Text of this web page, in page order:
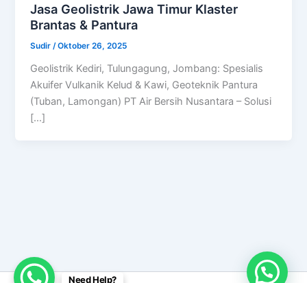
Jasa Geolistrik Jawa Timur Klaster
Brantas & Pantura
Sudir /Oktober 26, 2025
Geolistrik Kediri, Tulungagung, Jombang: Spesialis
Akuifer Vulkanik Kelud & Kawi, Geoteknik Pantura
(Tuban, Lamongan) PT Air Bersih Nusantara – Solusi
[…]
Need Help?